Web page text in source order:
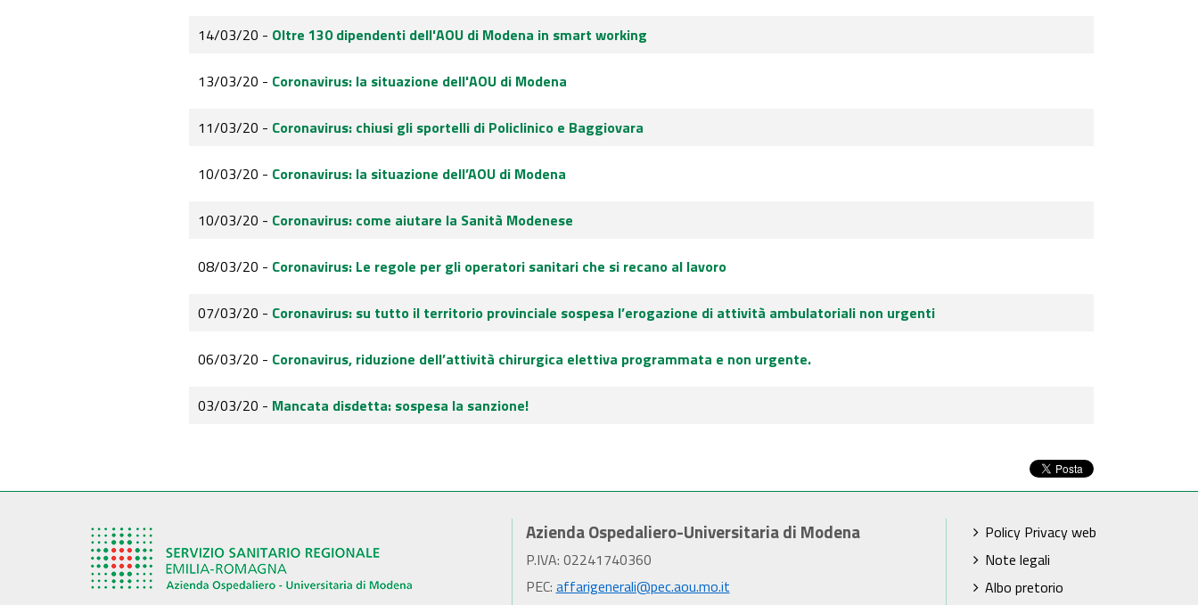
14/03/20 - Oltre 130 dipendenti dell'AOU di Modena in smart working
13/03/20 - Coronavirus: la situazione dell'AOU di Modena
11/03/20 - Coronavirus: chiusi gli sportelli di Policlinico e Baggiovara
10/03/20 - Coronavirus: la situazione dell’AOU di Modena
10/03/20 - Coronavirus: come aiutare la Sanità Modenese
08/03/20 - Coronavirus: Le regole per gli operatori sanitari che si recano al lavoro
07/03/20 - Coronavirus: su tutto il territorio provinciale sospesa l’erogazione di attività ambulatoriali non urgenti
06/03/20 - Coronavirus, riduzione dell’attività chirurgica elettiva programmata e non urgente.
03/03/20 - Mancata disdetta: sospesa la sanzione!
Azienda Ospedaliero-Universitaria di Modena
P.IVA: 02241740360
PEC: affarigenerali@pec.aou.mo.it
Policy Privacy web
Note legali
Albo pretorio